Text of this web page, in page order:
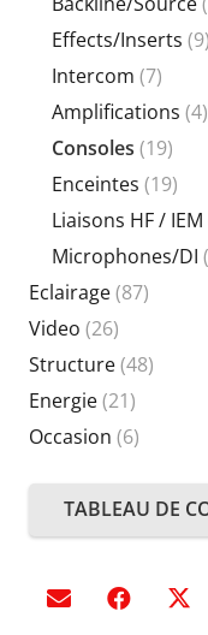
Effects/Inserts (9)
Intercom (7)
Amplifications (4)
Consoles (19)
Enceintes (19)
Liaisons HF / IEM
Microphones/DI
Eclairage(87)
Video (26)
Structure(48)
Energie(21)
Occasion (6)
TABLEAU DE